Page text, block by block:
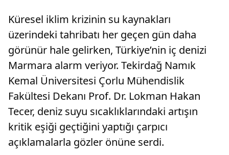
Küresel iklim krizinin su kaynakları
üzerindeki tahribatı her geçen gün daha
görünür hale gelirken, Türkiye’nin iç denizi
Marmara alarm veriyor. Tekirdağ Namık
Kemal Üniversitesi Çorlu Mühendislik
Fakültesi Dekanı Prof. Dr. Lokman Hakan
Tecer, deniz suyu sıcaklıklarındaki artışın
kritik eşiği geçtiğini yaptığı çarpıcı
açıklamalarla gözler önüne serdi.